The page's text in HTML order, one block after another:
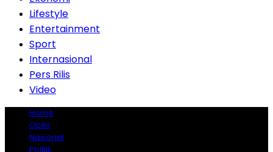
Lifestyle
Entertainment
Sport
Internasional
Pers Rilis
Video
Home
Opini
Nasional
Politik